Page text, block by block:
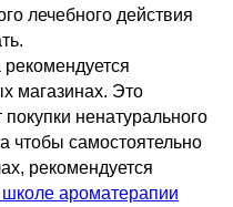
лечебного действия
магазинах. Это
ненатурального
чтобы самостоятельно
рекомендуется
ароматерапии